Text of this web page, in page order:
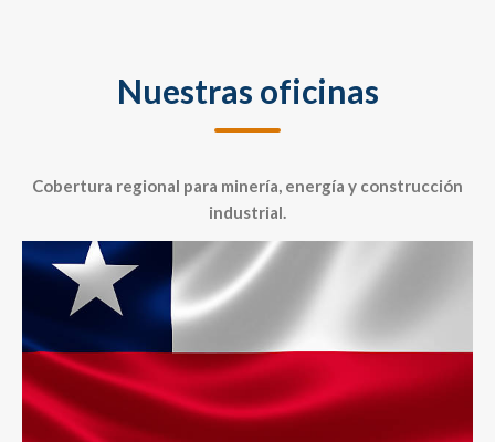
Nuestras oficinas
Cobertura regional para minería, energía y construcción
industrial.